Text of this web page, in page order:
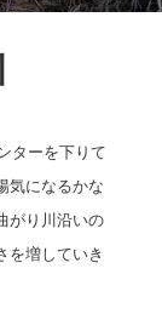
ターを下りて
気になるかな
がり川沿いの
を増していき